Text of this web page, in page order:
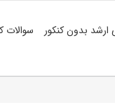
ارشد بدون کنکور سوالات